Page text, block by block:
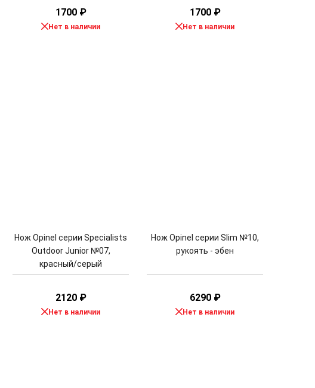
1700 ₽
Нет в наличии
1700 ₽
Нет в наличии
Нож Opinel серии Specialists
Outdoor Junior №07,
красный/серый
2120 ₽
Нет в наличии
Нож Opinel серии Slim №10,
рукоять - эбен
6290 ₽
Нет в наличии